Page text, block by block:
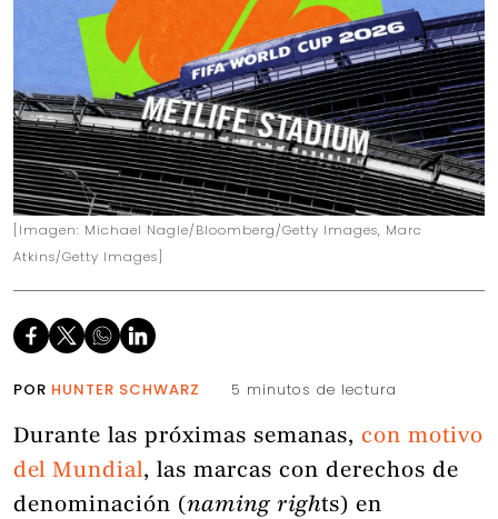
[Imagen: Michael Nagle/Bloomberg/Getty Images, Marc
Atkins/Getty Images]
POR HUNTER SCHWARZ 5 minutos de lectura
Durante las próximas semanas, con motivo
del Mundial, las marcas con derechos de
denominación (naming rights) en